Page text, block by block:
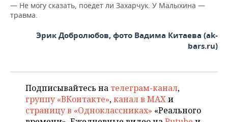
— Не могу сказать, поедет ли Захарчук. У Малыхина —
травма.
Эрик Добролюбов, фото Вадима Китаева (ak-
bars.ru)
Подписывайтесь на телеграм-канал,
группу «ВКонтакте»,канал в MAXи
страницу в «Одноклассниках» «Реального